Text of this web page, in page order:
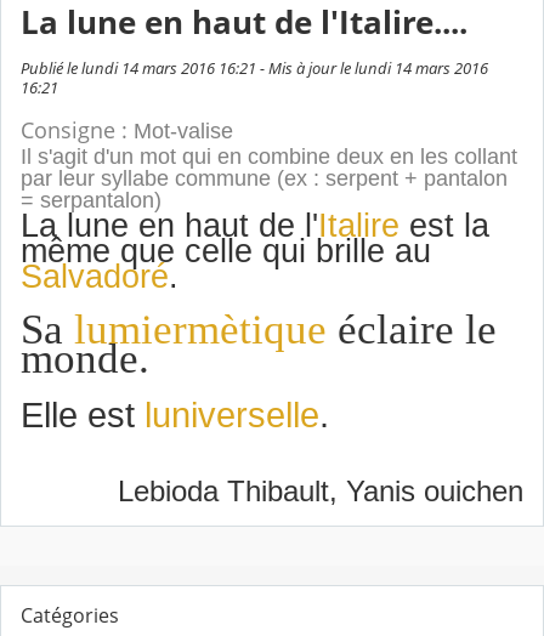
La lune en haut de l'Italire....
Publié le lundi 14 mars 2016 16:21 - Mis à jour le lundi 14 mars 2016
16:21
Consigne : Mot-valise
Il s'agit d'un mot qui en combine deux en les collant
par leur syllabe commune (ex : serpent + pantalon
= serpantalon)
La lune en haut de l'Italire est la
même que celle qui brille au
Salvadoré.
Sa lumiermètique éclaire le
monde.
Elle est luniverselle.
Lebioda Thibault, Yanis ouichen
Catégories